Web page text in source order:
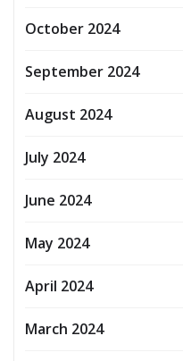
October 2024
September 2024
August 2024
July 2024
June 2024
May 2024
April 2024
March 2024